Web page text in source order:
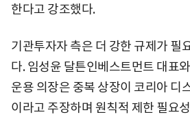
한다고 강조했다.
기관투자자 측은 더 강한 규제가 필
다. 임성윤 달튼인베스트먼트 대표
운용 의장은 중복 상장이 코리아 디
이라고 주장하며 원칙적 제한 필요